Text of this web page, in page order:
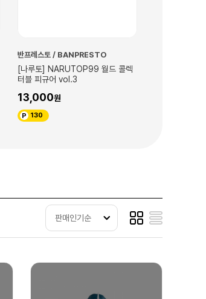
반프레스토 / BANPRESTO
[나루토] NARUTOP99 월드 콜렉
터블 피규어 vol.3
13,000
130
판매인기순